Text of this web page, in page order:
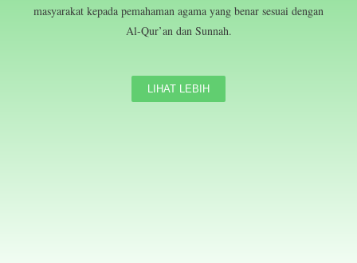
masyarakat kepada pemahaman agama yang benar sesuai dengan
Al-Qur’an dan Sunnah.
LIHAT LEBIH